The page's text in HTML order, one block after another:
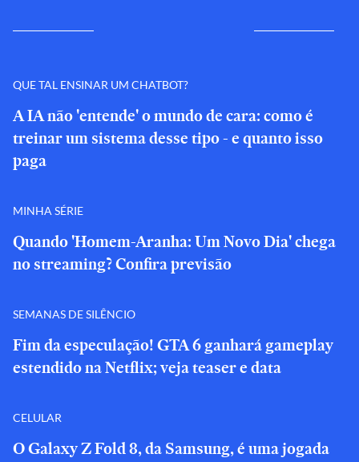
QUE TAL ENSINAR UM CHATBOT?
A IA não 'entende' o mundo de cara: como é
treinar um sistema desse tipo - e quanto isso
paga
MINHA SÉRIE
Quando 'Homem-Aranha: Um Novo Dia' chega
no streaming? Confira previsão
SEMANAS DE SILÊNCIO
Fim da especulação! GTA 6 ganhará gameplay
estendido na Netflix; veja teaser e data
CELULAR
O Galaxy Z Fold 8, da Samsung, é uma jogada